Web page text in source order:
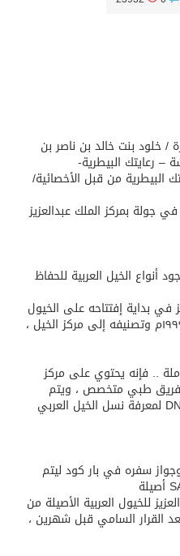
/ خلود بنت خالد بن ناصر بن
– رعايتك البيطرية-
البيطرية من قبل الأخصائية/
جولة بمركز الملك عبدالعزيز
أنواع الخيل العربية للحفاظ
في بداية إفتتاحه على الخيول
.. فإنه يحتوي على مركز
طبي متخصص ، ويتم
تصنيف الخيول بداخله بتحليل الـ DNA لمعرفة نسل الخيل العربي
سفره في بار كود ليتم
للخيول العربية الأصيلة من
بعد القرار السامي قبل شهرين ،